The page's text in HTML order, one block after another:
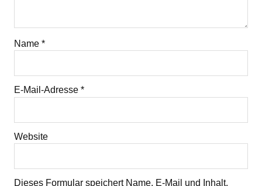
Name *
E-Mail-Adresse *
Website
Dieses Formular speichert Name, E-Mail und Inhalt,